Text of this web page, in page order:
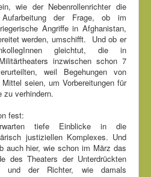
wie der Nebenrollenrichter die
der Frage, ob im
Angriffe in Afghanistan,
werden, umschifft. Und ob er
gleichtut, die in
inzwischen schon 7
weil Begehungen von
seien, um Vorbereitungen für
zu verhindern.
fest:
tiefe Einblicke in die
justiziellen Komplexes. Und
auch hier, wie schon im März das
des Theaters der Unterdrückten
und der Richter, wie damals